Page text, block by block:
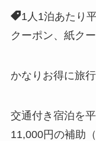
1人1泊あたり
クーポン、紙クー
かなりお得に旅
交通付き宿泊を
11,000円の補助